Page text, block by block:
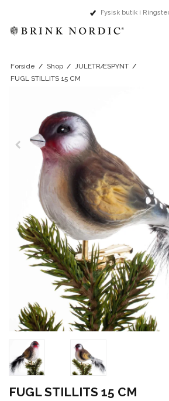
Dansk design & Europæisk
Forside / Shop / JULETRÆSPYNT /
FUGL STILLITS 15 CM
FUGL STILLITS 15 CM